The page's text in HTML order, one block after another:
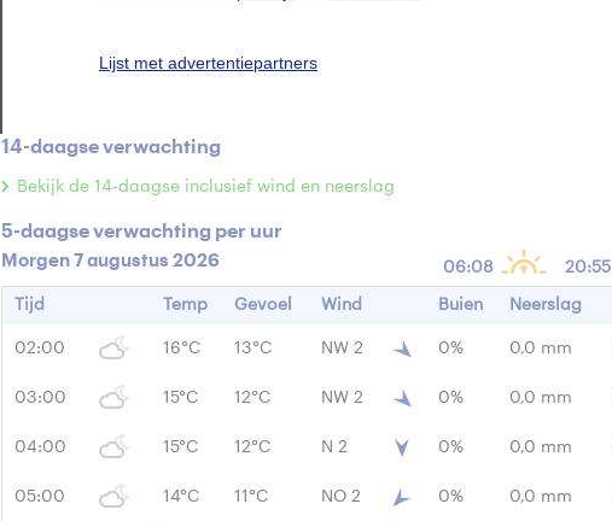
Lijst met advertentiepartners
Zonintensiteit - W/m2
14-daagse verwachting
Bekijk de 14-daagse inclusief wind en neerslag
5-daagse verwachting per uur
Morgen 7 augustus 2026 06:08 20:55
Tijd Temp Gevoel Wind Buien Neerslag
02:00 16°C 13°C NW 2 0% 0,0 mm
03:00 15°C 12°C NW 2 0% 0,0 mm
04:00 15°C 12°C N 2 0% 0,0 mm
05:00 14°C 11°C NO 2 0% 0,0 mm